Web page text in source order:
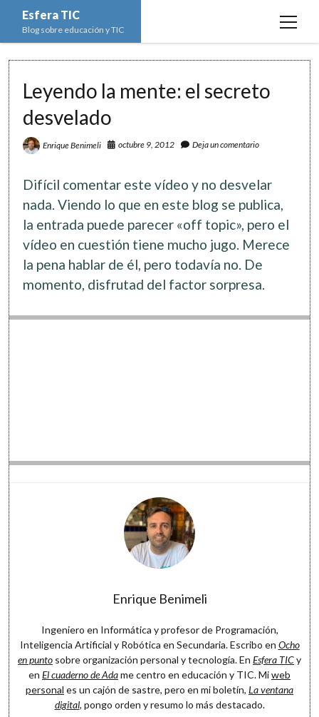
Esfera TIC
Blog sobre educación y TIC
open
Educación y TIC
open
Actualidad
Escuela de padres
Formación
Innovación
Lectura
Asignaturas open
Ciencias Naturales
Geografía e Historia
Historia del Arte
Lengua
Informática open
Ofimática
open
menu
Bases de datos
Hoja de cálculo
Programación
Redes de ordenadores
Redes sociales
menu
Estadística
Geometría
twitterfacebookinstagram
youtube
Leyendo la mente: el secreto
desvelado
Enrique Benimeli octubre 9, 2012 Deja un comentario
Difícil comentar este vídeo y no desvelar
nada. Viendo lo que en este blog se publica,
la entrada puede parecer «off topic», pero el
vídeo en cuestión tiene mucho jugo. Merece
la pena hablar de él, pero todavía no. De
momento, disfrutad del factor sorpresa.
Enrique Benimeli
Ingeniero en Informática y profesor de Programación,
Inteligencia Artificial y Robótica en Secundaria. Escribo en Ocho
en punto sobre organización personal y tecnología. En Esfera TICy
en El cuaderno de Adame centro en educación y TIC. Miweb
personal es un cajón de sastre, pero en mi boletín, La ventana
digital, pongo orden y resumo lo más destacado.